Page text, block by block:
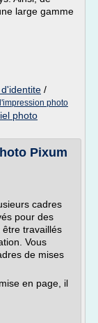
large gamme
/
photo
photo
Pixum
cadres
pour des
travaillés
Vous
de mises
en page, il